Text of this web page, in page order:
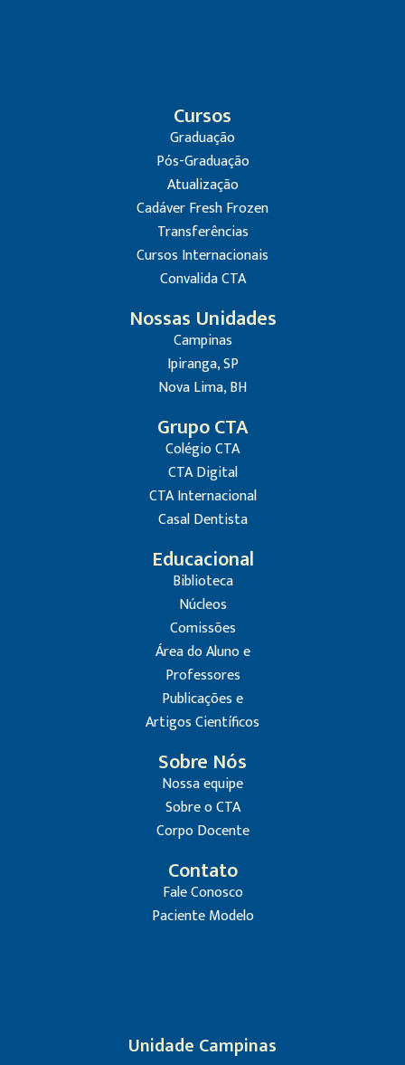
Cursos
Graduação
Pós-Graduação
Atualização
Cadáver Fresh Frozen
Transferências
Cursos Internacionais
Convalida CTA
Nossas Unidades
Campinas
Ipiranga, SP
Nova Lima, BH
Grupo CTA
Colégio CTA
CTA Digital
CTA Internacional
Casal Dentista
Educacional
Biblioteca
Núcleos
Comissões
Área do Aluno e
Professores
Publicações e
Artigos Científicos
Sobre Nós
Nossa equipe
Sobre o CTA
Corpo Docente
Contato
Fale Conosco
Paciente Modelo
Unidade Campinas